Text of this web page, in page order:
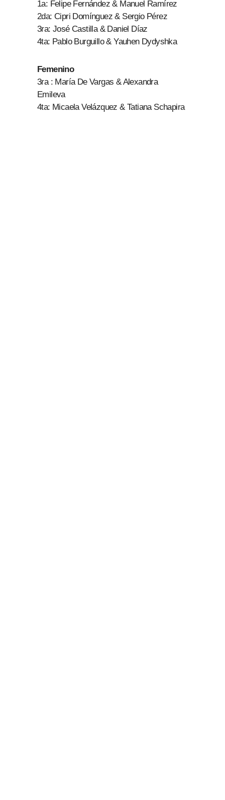
1a: Felipe Fernández & Manuel Ramírez
2da: Cipri Domínguez & Sergio Pérez
3ra: José Castilla & Daniel Díaz
4ta: Pablo Burguillo & Yauhen Dydyshka
Femenino
3ra : María De Vargas & Alexandra
Emileva
4ta: Micaela Velázquez & Tatiana Schapira